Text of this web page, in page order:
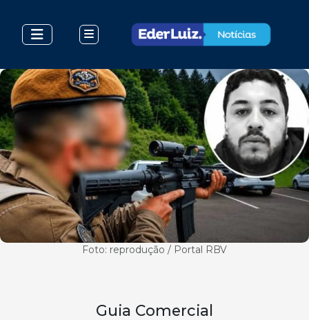
Foto: reprodução / Portal RBV
Guia Comercial